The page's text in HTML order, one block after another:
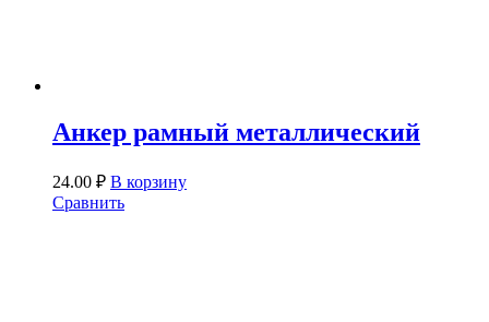
Анкер рамный металлический
24.00 ₽ В корзину
Сравнить